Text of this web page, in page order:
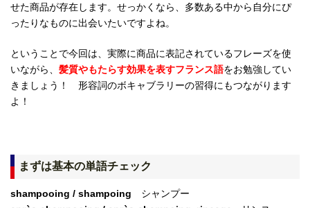
せた商品が存在します。せっかくなら、多数ある中から自分にぴ
ったりなものに出会いたいですよね。
ということで今回は、実際に商品に表記されているフレーズを使
いながら、 髪質やもたらす効果を表すフランス語をお勉強してい
きましょう！ 形容詞のボキャブラリーの習得にもつながります
よ！
まずは基本の単語チェック
shampooing / shampoing シャンプー